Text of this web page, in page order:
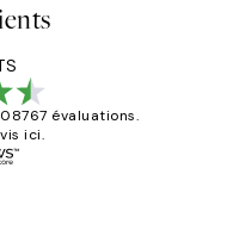
évaluations.
ici.